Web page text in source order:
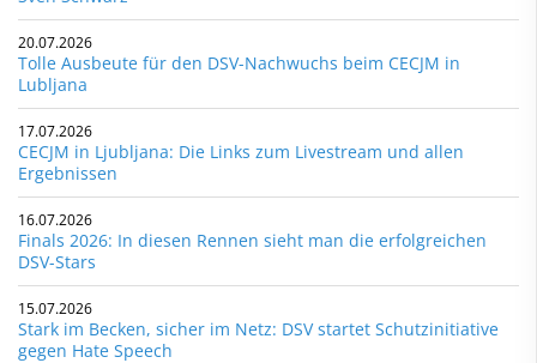
20.07.2026
Tolle Ausbeute für den DSV-Nachwuchs beim CECJM in
Lubljana
17.07.2026
CECJM in Ljubljana: Die Links zum Livestream und allen
Ergebnissen
16.07.2026
Finals 2026: In diesen Rennen sieht man die erfolgreichen
DSV-Stars
15.07.2026
Stark im Becken, sicher im Netz: DSV startet Schutzinitiative
gegen Hate Speech